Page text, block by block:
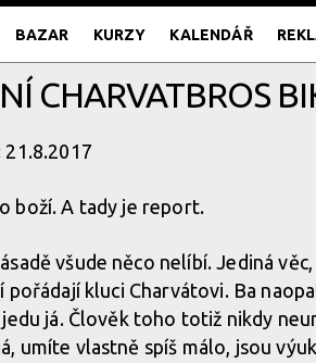
BAZAR KURZY KALENDÁŘ
CHARVATBROS
21.8.2017
boží. A tady je report.
všude něco nelíbí. Jediná
kluci Charvátovi. Ba
já. Člověk toho totiž nikdy
umíte vlastně spíš málo, jsou